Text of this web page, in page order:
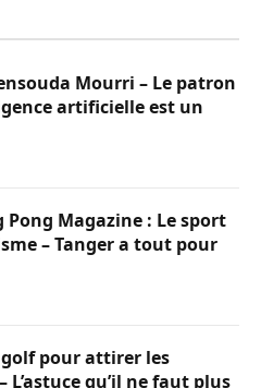
Mourri – Le patron
artificielle est un
Pong Magazine : Le sport
– Tanger a tout pour
golf pour attirer les
L’astuce qu’il ne faut plus